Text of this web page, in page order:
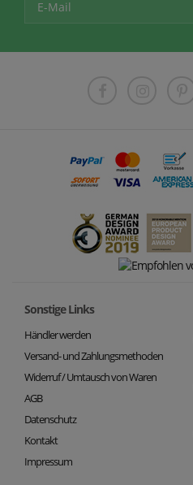
Sonstige Links
Händler werden
Versand- und Zahlungsmethoden
Widerruf / Umtausch von Waren
AGB
Datenschutz
Kontakt
Impressum